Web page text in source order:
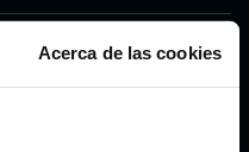
Acerca de las cookies